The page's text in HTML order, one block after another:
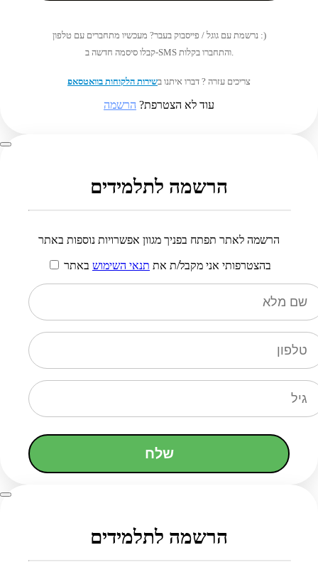
נרשמת עם גוגל / פייסבוק בעבר? מעכשיו מתחברים עם טלפון :)
קבלו סיסמה חדשה ב-SMS והתחברו בקלות.
צריכים עזרה ? דברו איתנו בשירות הלקוחות בוואטסאפ
עוד לא הצטרפת? הרשמה
הרשמה לתלמידים
הרשמה לאתר תפתח בפניך מגוון אפשרויות נוספות באתר
בהצטרפותי אני מקבל/ת את תנאי השימוש באתר
שלח
הרשמה לתלמידים